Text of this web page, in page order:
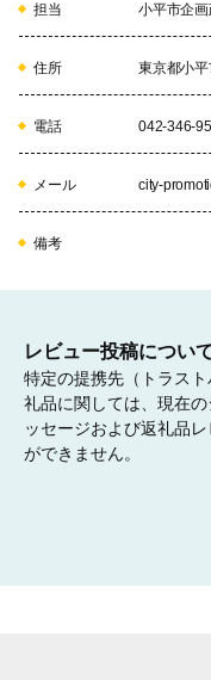
写真：リサイクルセ
心身障がい者・児へ
写真：新生児訪問指
06
担当 小平市企
住所 東京都小
電話 042-346-
メール city-
備考
レビュー投稿につい
特定の提携先（トラス
礼品に関しては、現在
ッセージおよび返礼品
ができません。